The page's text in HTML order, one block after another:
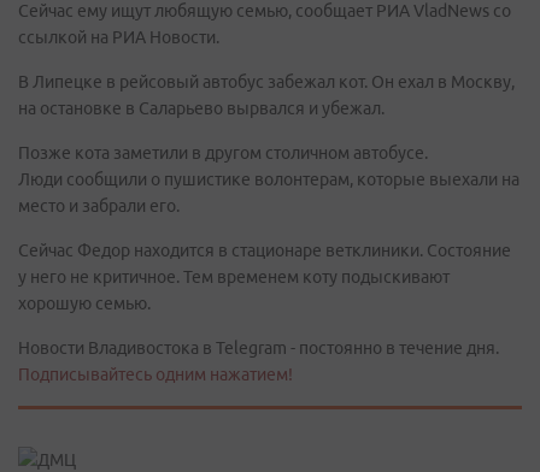
Сейчас ему ищут любящую семью, сообщает РИА VladNews со
ссылкой на РИА Новости.
В Липецке в рейсовый автобус забежал кот. Он ехал в Москву,
на остановке в Саларьево вырвался и убежал.
Позже кота заметили в другом столичном автобусе.
Люди сообщили о пушистике волонтерам, которые выехали на
место и забрали его.
Сейчас Федор находится в стационаре ветклиники. Состояние
у него не критичное. Тем временем коту подыскивают
хорошую семью.
Новости Владивостока в Telegram - постоянно в течение дня.
Подписывайтесь одним нажатием!